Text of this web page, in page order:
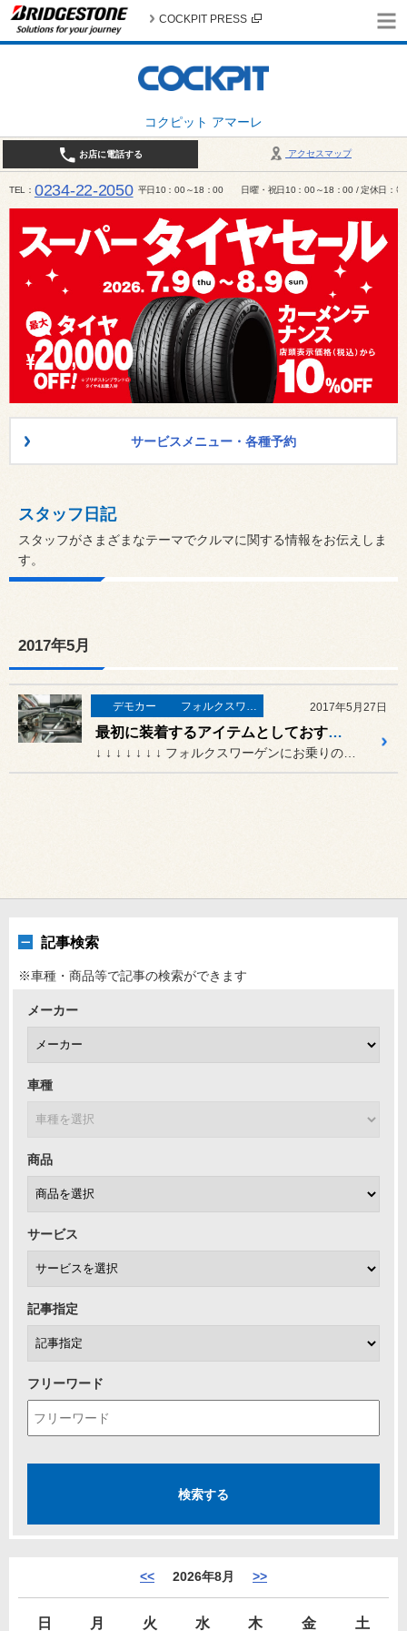
コクピット アマーレ
COCKPIT PRESS
アクセスマップ
お店に電話する
TEL 0234-22-2050 平日10：00～18：00 日曜・祝日10：00～18：00 / 定休日：毎
サービスメニュー・各種予約
スタッフ日記
スタッフがさまざまなテーマでクルマに関する情報をお伝えしま
す。
2017年5月
デモカー フォルクスワーゲン★コラム★～ 2017年5月27日
最初に装着するアイテムとしておすすめ！ COX Toe Pivot Stop Truss
記事検索
※車種・商品等で記事の検索ができます
メーカー
車種
商品
サービス
記事指定
フリーワード
<< 2026年8月 >>
日 月 火 水 木 金 土